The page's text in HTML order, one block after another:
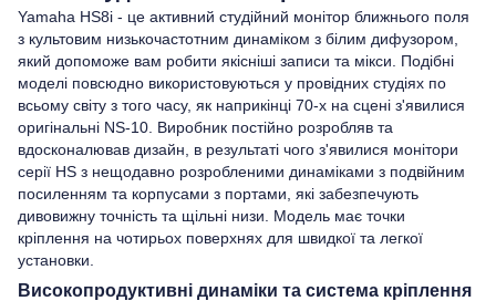
Yamaha HS8i - це активний студійний монітор ближнього поля
з культовим низькочастотним динаміком з білим дифузором,
який допоможе вам робити якісніші записи та мікси. Подібні
моделі повсюдно використовуються у провідних студіях по
всьому світу з того часу, як наприкінці 70-х на сцені з'явилися
оригінальні NS-10. Виробник постійно розробляв та
вдосконалював дизайн, в результаті чого з'явилися монітори
серії HS з нещодавно розробленими динаміками з подвійним
посиленням та корпусами з портами, які забезпечують
дивовижну точність та щільні низи. Модель має точки
кріплення на чотирьох поверхнях для швидкої та легкої
установки.
Високопродуктивні динаміки та система кріплення